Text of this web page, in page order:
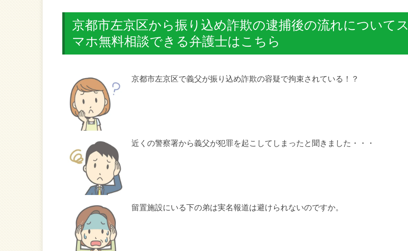
京都市左京区から振り込め詐欺の逮捕後の流れについてス
マホ無料相談できる弁護士はこちら
京都市左京区で義父が振り込め詐欺の容疑で拘束されている！？
近くの警察署から義父が犯罪を起こしてしまったと聞きました・・・
留置施設にいる下の弟は実名報道は避けられないのですか。